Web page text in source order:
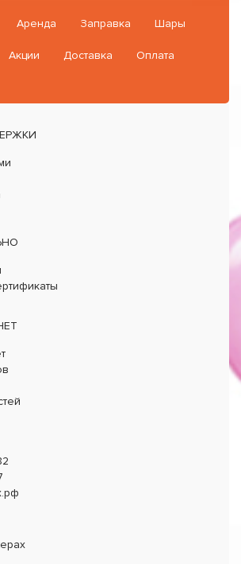
Аренда Заправка Шары
Акции Доставка Оплата